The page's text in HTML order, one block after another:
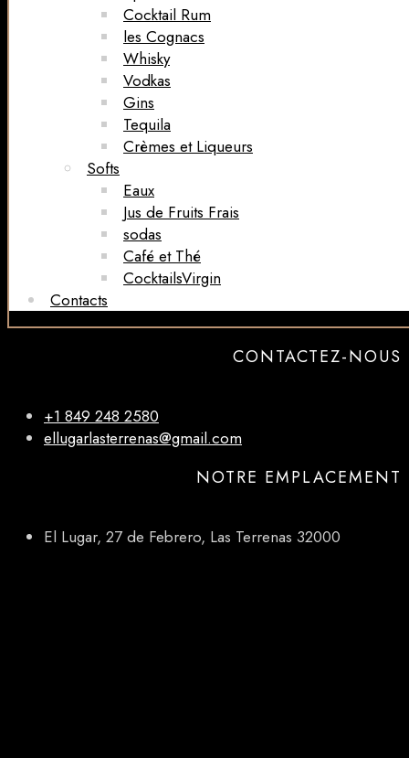
Cocktail Rum
les Cognacs
Whisky
Vodkas
Gins
Tequila
Crèmes et Liqueurs
Softs
Eaux
Jus de Fruits Frais
sodas
Café et Thé
CocktailsVirgin​
Contacts
CONTACTEZ-NOUS
+1 849 248 2580
ellugarlasterrenas@gmail.com
NOTRE EMPLACEMENT
El Lugar, 27 de Febrero, Las Terrenas 32000